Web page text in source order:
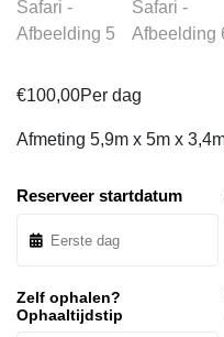
€100,00Per dag
Afmeting 5,9m x 5m x
Reserveer startdatum
Zelf ophalen?
Ophaaltijdstip